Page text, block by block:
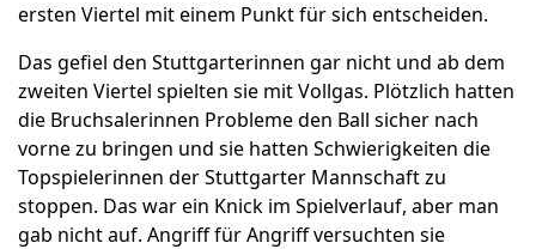
ersten Viertel mit einem Punkt für sich entscheiden.
Das gefiel den Stuttgarterinnen gar nicht und ab dem
zweiten Viertel spielten sie mit Vollgas. Plötzlich hatten
die Bruchsalerinnen Probleme den Ball sicher nach
vorne zu bringen und sie hatten Schwierigkeiten die
Topspielerinnen der Stuttgarter Mannschaft zu
stoppen. Das war ein Knick im Spielverlauf, aber man
gab nicht auf. Angriff für Angriff versuchten sie